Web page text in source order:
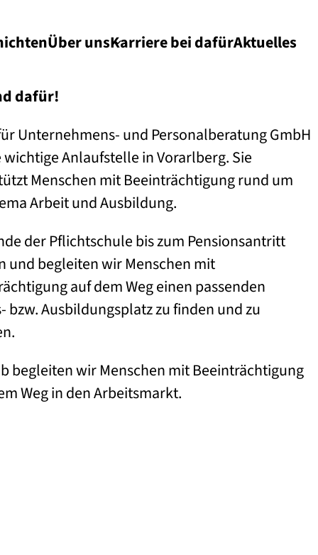
Über unsKarriere bei dafürAktuelles
dafür!
Unternehmens- und Personalberatung GmbH
wichtige Anlaufstelle in Vorarlberg. Sie
Menschen mit Beeinträchtigung rund um
Arbeit und Ausbildung.
der Pflichtschule bis zum Pensionsantritt
und begleiten wir Menschen mit
auf dem Weg einen passenden
bzw. Ausbildungsplatz zu finden und zu
begleiten wir Menschen mit Beeinträchtigung
Weg in den Arbeitsmarkt.